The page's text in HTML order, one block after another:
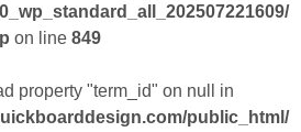
on line 849
property "term_id" on null in
public_html/